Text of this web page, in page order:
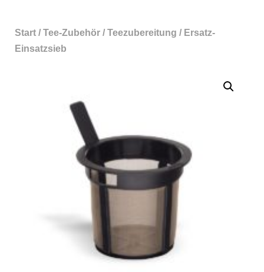
Start / Tee-Zubehör / Teezubereitung / Ersatz-
Einsatzsieb